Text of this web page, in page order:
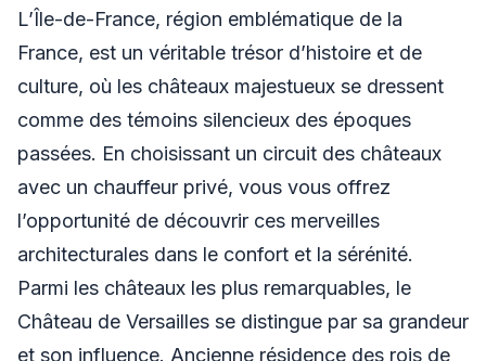
L’Île-de-France, région emblématique de la
France, est un véritable trésor d’histoire et de
culture, où les châteaux majestueux se dressent
comme des témoins silencieux des époques
passées. En choisissant un circuit des châteaux
avec un chauffeur privé, vous vous offrez
l’opportunité de découvrir ces merveilles
architecturales dans le confort et la sérénité.
Parmi les châteaux les plus remarquables, le
Château de Versailles se distingue par sa grandeur
et son influence. Ancienne résidence des rois de